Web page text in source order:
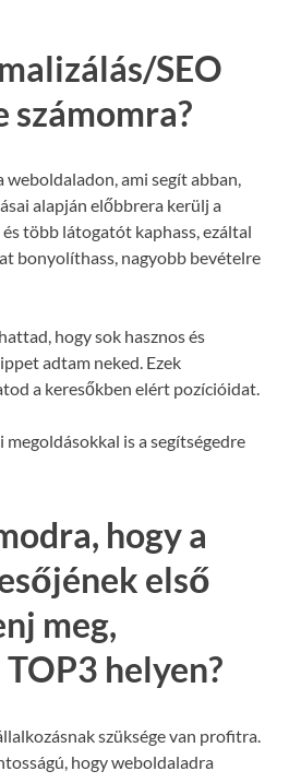
SEO
számomra?
weboldaladon, ami segít abban,
alapján előbbrera kerülj a
több látogatót kaphass, ezáltal
bonyolíthass, nagyobb bevételre
hogy sok hasznos és
adtam neked. Ezek
a keresőkben elért pozícióidat.
is a segítségedre
hogy a
első
meg,
helyen?
szüksége van profitra.
hogy weboldaladra